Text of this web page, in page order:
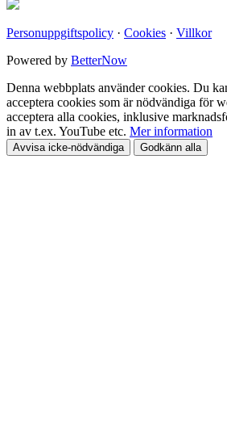
Personuppgiftspolicy · Cookies · Villkor
Powered by BetterNow
Denna webbplats använder cookies. Du
acceptera cookies som är nödvändiga för
acceptera alla cookies, inklusive
in av t.ex. YouTube etc. Mer information
Avvisa icke-nödvändiga Godkänn alla